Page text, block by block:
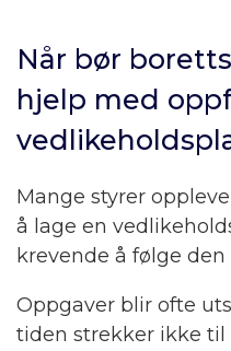
Når bør
hjelp med
Mange styrer
å lage en
krevende å følge
Oppgaver blir ofte
tiden strekker ikke til